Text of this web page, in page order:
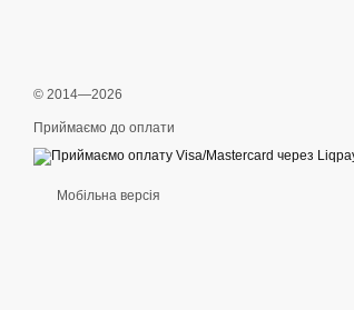
© 2014—2026
Приймаємо до оплати
Мобільна версія